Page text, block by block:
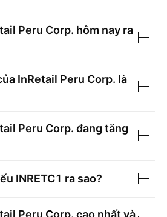
Peru Corp. hôm nay ra
InRetail Peru Corp. là
Peru Corp. đang tăng
INRETC1 ra sao?
Peru Corp. cao nhất và